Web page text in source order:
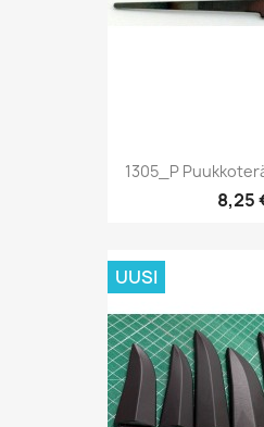
1305_P
8,25
UUSI